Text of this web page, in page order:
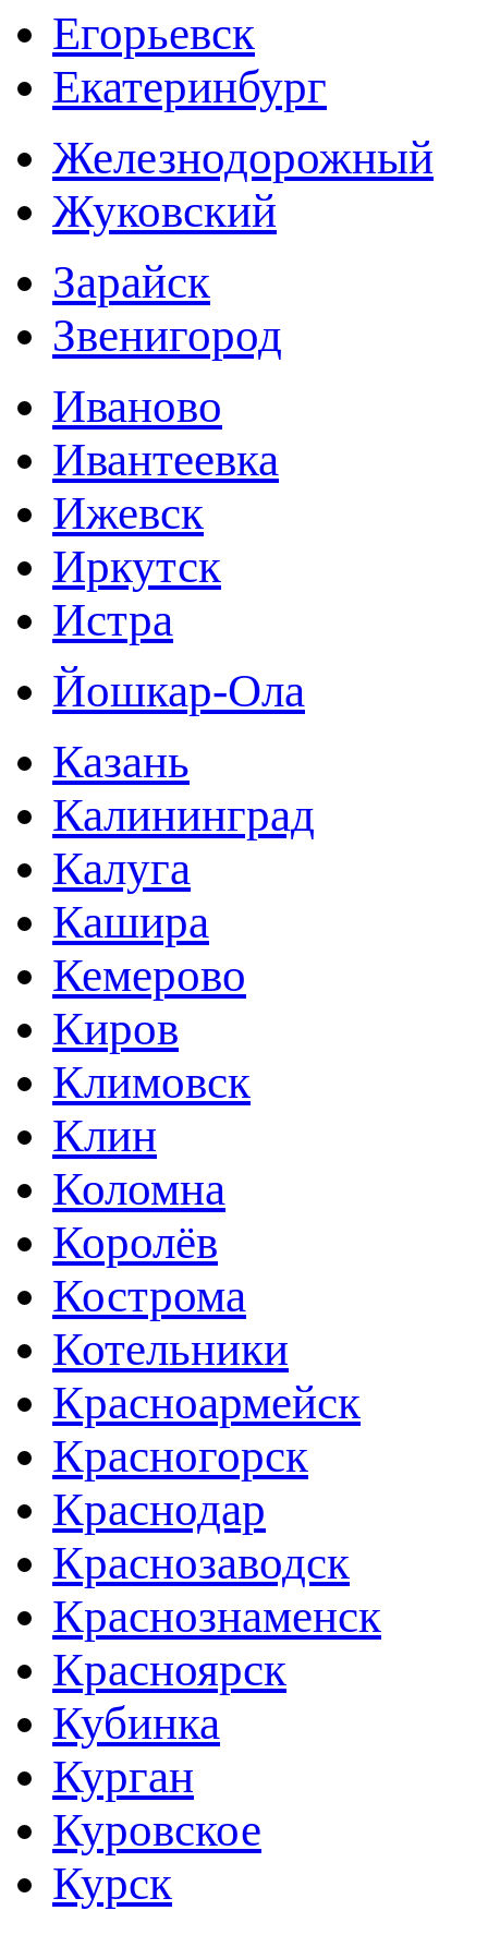
Егорьевск
Екатеринбург
Железнодорожный
Жуковский
Зарайск
Звенигород
Иваново
Ивантеевка
Ижевск
Иркутск
Истра
Йошкар-Ола
Казань
Калининград
Калуга
Кашира
Кемерово
Киров
Климовск
Клин
Коломна
Королёв
Кострома
Котельники
Красноармейск
Красногорск
Краснодар
Краснозаводск
Краснознаменск
Красноярск
Кубинка
Курган
Куровское
Курск